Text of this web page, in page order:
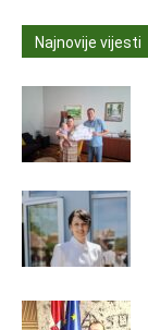
Najnovije vijesti